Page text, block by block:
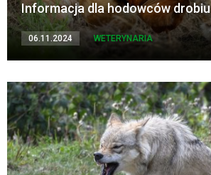
Informacja dla hodowców drobiu
06.11.2024 WETERYNARIA